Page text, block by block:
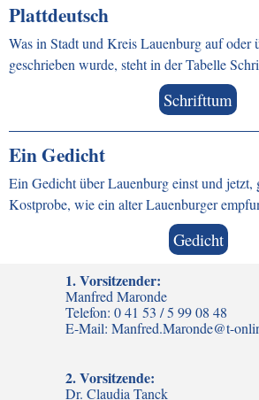
Plattdeutsch
Was in Stadt und Kreis Lauenburg auf oder
geschrieben wurde, steht in der Tabelle
Schrifttum
Ein Gedicht
Ein Gedicht über Lauenburg einst und jetzt,
Kostprobe, wie ein alter Lauenburger
Gedicht
1. Vorsitzender:
Manfred Maronde
Telefon: 0 41 53 / 5 99 08 48
E-Mail: Manfred.Maronde@t-
2. Vorsitzende:
Dr. Claudia Tanck